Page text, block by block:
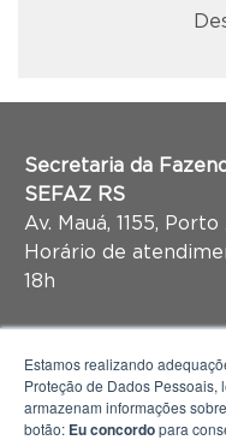
Secretaria da
SEFAZ RS
Av. Mauá, 1155,
Horário de
18h
Estamos realizando
Proteção de Dados
armazenam informações
botão: Eu concordopara